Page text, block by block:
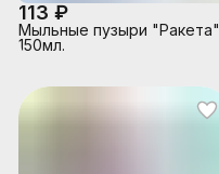
113 ₽
Мыльные пузыри "Ракета"
150мл.